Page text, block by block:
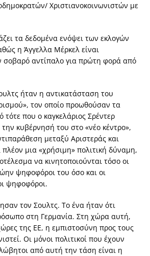
Χριστιανοκοινωνιστών με
τα δεδομένα ενόψει των εκλογών
η Άγγελλα Μέρκελ είναι
σοβαρό αντίπαλο για πρώτη φορά από
ήταν η αντικατάσταση του
τον οποίο προωθούσαν τα
που ο καγκελάριος Σρέντερ
κυβέρνησή του στο «νέο κέντρο»,
μεταξύ Αριστεράς και
πλέον μια «χρήσιμη» πολιτική δύναμη,
να κινητοποιούνται τόσο οι
ψηφοφόροι του όσο και οι
ψηφοφόροι.
τον Σουλτς. Το ένα ήταν ότι
στη Γερμανία. Στη χώρα αυτή,
της ΕΕ, η εμπιστοσύνη προς τους
Οι μόνοι πολιτικοί που έχουν
από αυτή την τάση είναι η